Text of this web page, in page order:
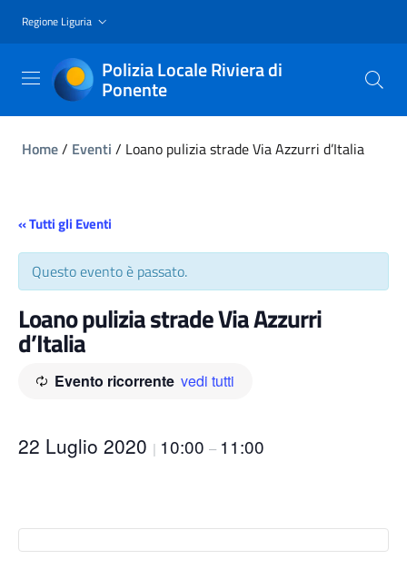
Regione Liguria
Polizia Locale Riviera di
Ponente
Home/ Eventi / Loano pulizia strade Via Azzurri d’Italia
« Tutti gli Eventi
Questo evento è passato.
Loano pulizia strade Via Azzurri
d’Italia
Evento ricorrente vedi tutti
22 Luglio 2020 | 10:00 – 11:00